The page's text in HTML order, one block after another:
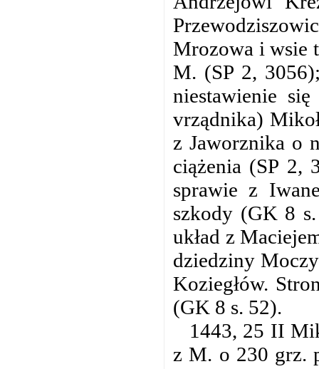
Mrozowa i wsie
M. (SP 2,
niestawienie
vrządnika)
z Jaworznika o
ciążenia (SP 2,
sprawie z
szkody (GK 8
układ z
dziedziny
Koziegłów.
(GK 8 s. 52).
1443, 25 II
z M. o 230 grz.